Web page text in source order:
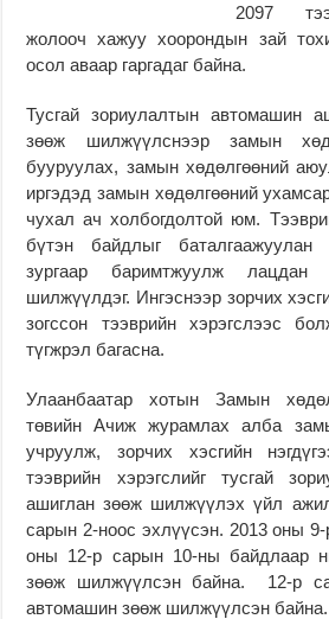
2097
жолооч хажуу хоорондын зай
осол аваар гаргадаг байна.
Тусгай зориулалтын автомашин
зөөж шилжүүлснээр замын
бууруулах, замын хөдөлгөөний
иргэдэд замын хөдөлгөөний
чухал ач холбогдолтой юм.
бүтэн байдлыг
зургаар баримтжуулж лацдан
шилжүүлдэг. Ингэснээр зорчих
зогссон тээврийн хэрэгслээс
түгжрэл багасна.
Улаанбаатар хотын Замын
төвийн Ачиж журамлах алба
учруулж, зорчих хэсгийн
тээврийн хэрэгслийг тусгай
ашиглан зөөж шилжүүлэх үйл
сарын 2-ноос эхлүүсэн. 2013 оны
оны 12-р сарын 10-ны байдлаар
зөөж шилжүүлсэн байна. 12-р
автомашин зөөж шилжүүлсэн